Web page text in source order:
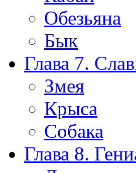
Обезьяна
Бык
Глава 7.
Змея
Крыса
Собака
Глава 8.